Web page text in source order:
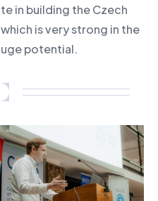
in building the Czech
is very strong in the
potential.